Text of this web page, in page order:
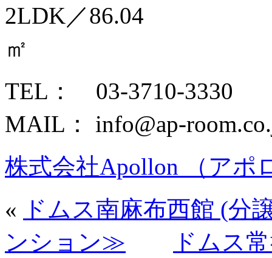
2LDK／86.04
TEL： 03-3710-3330
MAIL： info@ap-
株式会社Apollon （アポ
«
ドムス南麻布西館 (分
ンション≫
ドムス